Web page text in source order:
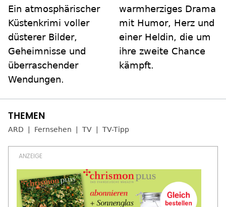
Ein atmosphärischer
Küstenkrimi voller
düsterer Bilder,
Geheimnisse und
überraschender
Wendungen.
warmherziges Drama
mit Humor, Herz und
einer Heldin, die um
ihre zweite Chance
kämpft.
ARD Fernsehen TV TV-Tipp